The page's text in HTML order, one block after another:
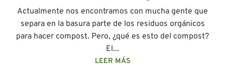
Actualmente nos encontramos con mucha gente que
separa en la basura parte de los residuos orgánicos
para hacer compost. Pero, ¿qué es esto del compost?
El...
LEER MÁS